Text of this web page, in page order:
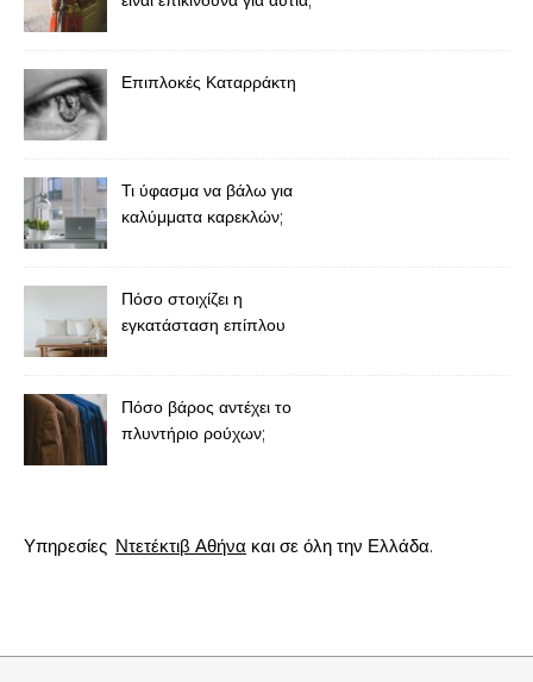
Επιπλοκές Καταρράκτη
Τι ύφασμα να βάλω για
καλύμματα καρεκλών;
Πόσο στοιχίζει η
εγκατάσταση επίπλου
Πόσο βάρος αντέχει το
πλυντήριο ρούχων;
Υπηρεσίες Ντετέκτιβ Αθήνα και σε όλη την Ελλάδα.